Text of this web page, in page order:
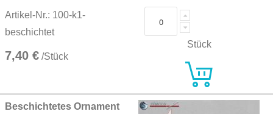
Artikel-Nr.: 100-k1-
beschichtet
7,40 € /Stück
Stück
Beschichtetes Ornament